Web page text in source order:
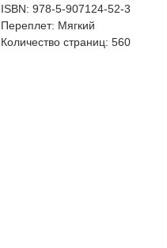
ISBN: 978-5-907124-52-3
Переплет: Мягкий
Количество страниц: 560